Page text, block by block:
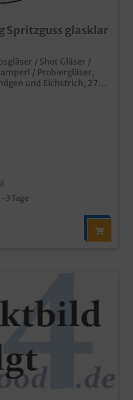
Spritzguss glasklar
/ Shot Gläser /
/ Probiergläser,
und Eichstrich, 2700
für
SUP
3 Tage